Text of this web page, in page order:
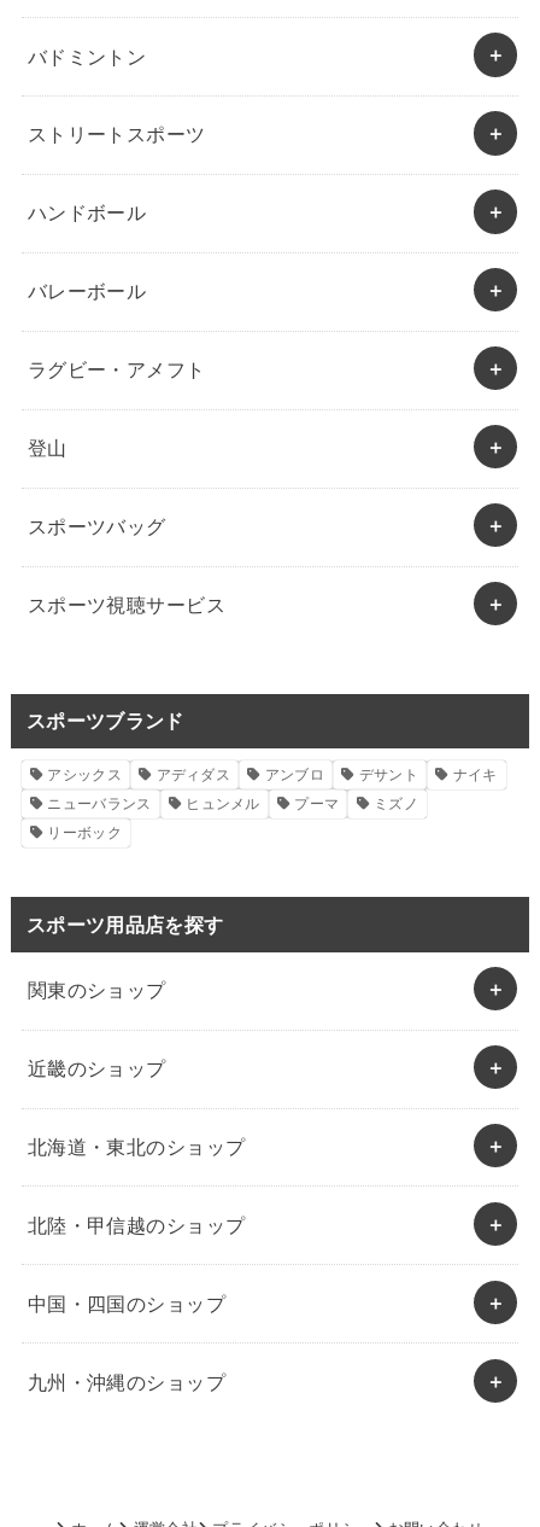
バドミントン
ストリートスポーツ
ハンドボール
バレーボール
ラグビー・アメフト
登山
スポーツバッグ
スポーツ視聴サービス
スポーツブランド
アシックス アディダス アンブロ デサント
ナイキ
ニューバランス
ヒュンメル プーマ
ミズノ
リーボック
スポーツ用品店を探す
関東のショップ
近畿のショップ
北海道・東北のショップ
北陸・甲信越のショップ
中国・四国のショップ
九州・沖縄のショップ